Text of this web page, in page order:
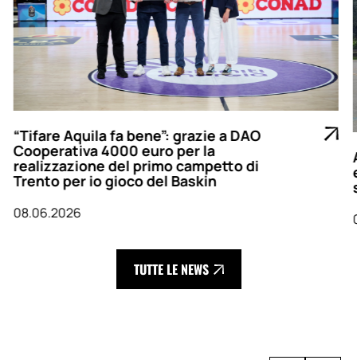
“Tifare Aquila fa bene”: grazie a DAO
Cooperativa 4000 euro per la
realizzazione del primo campetto di
Trento per io gioco del Baskin
08.06.2026
TUTTE LE NEWS